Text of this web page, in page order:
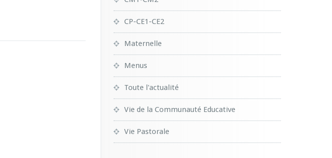
CP-CE1-CE2
Maternelle
Menus
Toute l'actualité
Vie de la Communauté Educative
Vie Pastorale